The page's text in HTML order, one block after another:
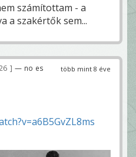
számítottam - a
a szakértők sem...
több mint 8 éve
— no es